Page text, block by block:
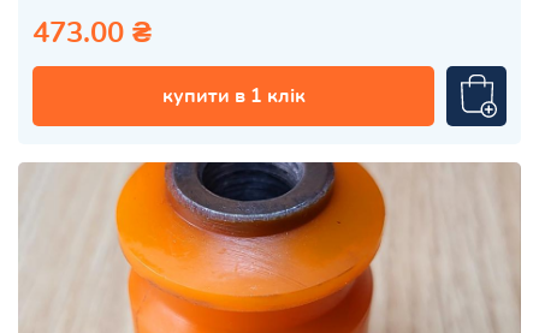
473.00 ₴
купити в 1 клік